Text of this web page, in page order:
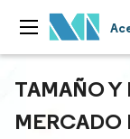
TAMAÑO Y
MERCADO